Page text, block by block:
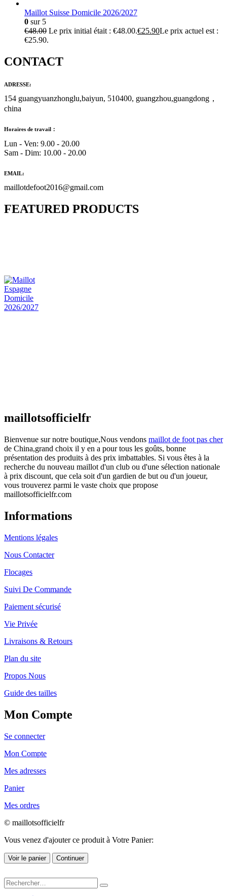
Maillot Suisse Domicile 2026/2027
0 sur 5
€48.00 Le prix initial était : €48.00.€25.90Le prix actuel est :
€25.90.
CONTACT
ADRESSE:
154 guangyuanzhonglu,baiyun, 510400, guangzhou,guangdong，
china
Horaires de travail：
Lun - Ven: 9.00 - 20.00
Sam - Dim: 10.00 - 20.00
EMAIL:
maillotdefoot2016@gmail.com
FEATURED PRODUCTS
maillotsofficielfr
Bienvenue sur notre boutique,Nous vendons maillot de foot pas cher
de China,grand choix il y en a pour tous les goûts, bonne
présentation des produits à des prix imbattables. Si vous êtes à la
recherche du nouveau maillot d'un club ou d'une sélection nationale
à prix discount, que cela soit d'un gardien de but ou d'un joueur,
vous trouverez parmi le vaste choix que propose
maillotsofficielfr.com
Informations
Mentions légales
Nous Contacter
Flocages
Suivi De Commande
Paiement sécurisé
Vie Privée
Livraisons & Retours
Plan du site
Propos Nous
Guide des tailles
Mon Compte
Se connecter
Mon Compte
Mes adresses
Panier
Mes ordres
© maillotsofficielfr
Vous venez d'ajouter ce produit à Votre Panier:
Voir le panier Continuer